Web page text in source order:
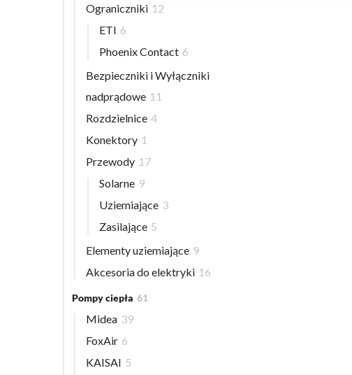
Ograniczniki 12
ETI 6
Phoenix Contact 6
Bezpieczniki i Wyłączniki
nadprądowe 11
Rozdzielnice 4
Konektory 1
Przewody 17
Solarne 9
Uziemiające 3
Zasilające 5
Elementy uziemiające 9
Akcesoria do elektryki 16
Pompy ciepła 61
Midea 39
FoxAir 6
KAISAI 5